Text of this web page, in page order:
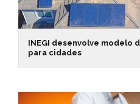
INEGI desenvolve
para cidades